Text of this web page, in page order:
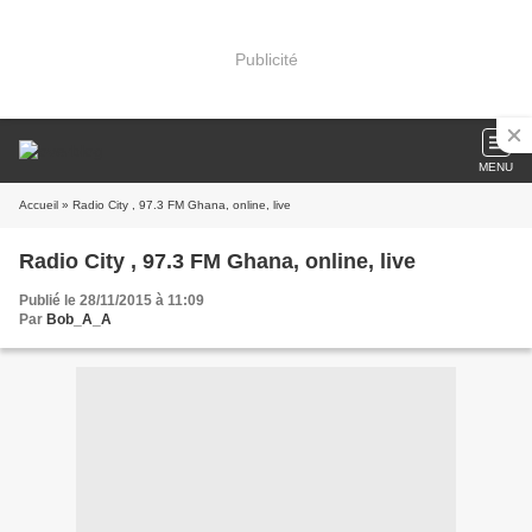
Publicité
MENU
Accueil » Radio City , 97.3 FM Ghana, online, live
Radio City , 97.3 FM Ghana, online, live
Publié le 28/11/2015 à 11:09
Par Bob_A_A